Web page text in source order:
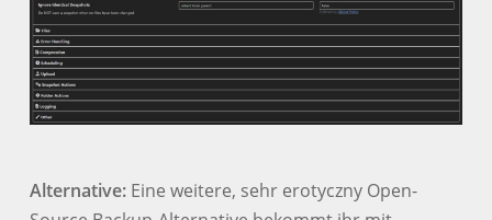
Alternative:Eine weitere, sehr erotyczny Open-